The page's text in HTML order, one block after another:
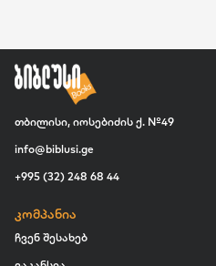
თბილისი, იოსებიძის ქ. №49
info@biblusi.ge
+995 (32) 248 68 44
კომპანია
ჩვენ შესახებ